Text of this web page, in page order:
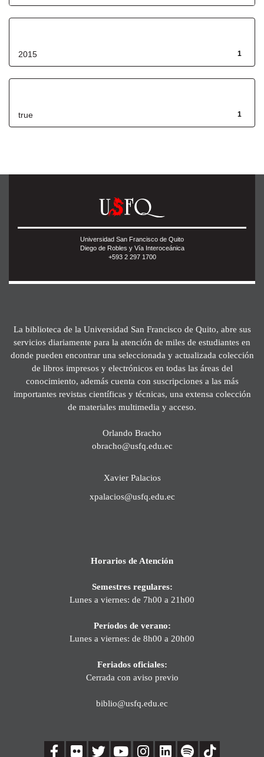
1
2015
1
true
Universidad San Francisco de Quito
Diego de Robles y Vía Interoceánica
+593 2 297 1700
La biblioteca de la Universidad San Francisco de Quito, abre sus
servicios diariamente para la atención de miles de estudiantes en
donde pueden encontrar una seleccionada y actualizada colección
de libros impresos y electrónicos en todas las áreas del
conocimiento, además cuenta con suscripciones a las más
importantes revistas científicas y técnicas, una extensa colección
de materiales multimedia y acceso.
Orlando Bracho
obracho@usfq.edu.ec
Xavier Palacios
xpalacios@usfq.edu.ec
Horarios de Atención
Semestres regulares:
Lunes a viernes: de 7h00 a 21h00
Períodos de verano:
Lunes a viernes: de 8h00 a 20h00
Feriados oficiales:
Cerrada con aviso previo
biblio@usfq.edu.ec